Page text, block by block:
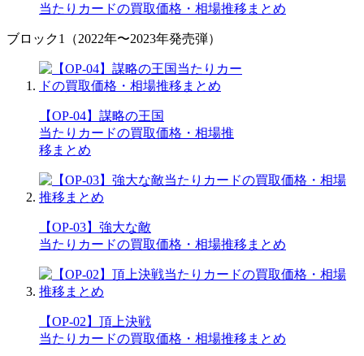
当たりカードの買取価格・相場推移まとめ
ブロック1（2022年〜2023年発売弾）
【OP-04】謀略の王国
当たりカードの買取価格・相場推
移まとめ
【OP-03】強大な敵
当たりカードの買取価格・相場推移まとめ
【OP-02】頂上決戦
当たりカードの買取価格・相場推移まとめ